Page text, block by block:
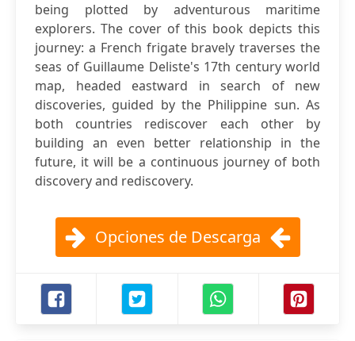
being plotted by adventurous maritime
explorers. The cover of this book depicts this
journey: a French frigate bravely traverses the
seas of Guillaume Deliste's 17th century world
map, headed eastward in search of new
discoveries, guided by the Philippine sun. As
both countries rediscover each other by
building an even better relationship in the
future, it will be a continuous journey of both
discovery and rediscovery.
Opciones de Descarga